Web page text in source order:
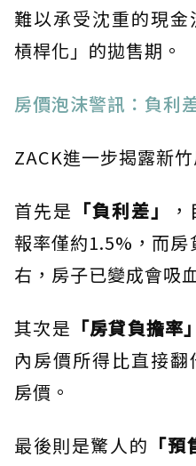
難以承受沈重的現
槓桿化」的拋售期。
房價泡沫警訊：負利
ZACK進一步揭露新
首先是 「負利差」
報率僅約1.5%，而
右，房子已變成會吸
其次是 「房貸負擔率」
內房價所得比直接
房價。
最後則是驚人的 「